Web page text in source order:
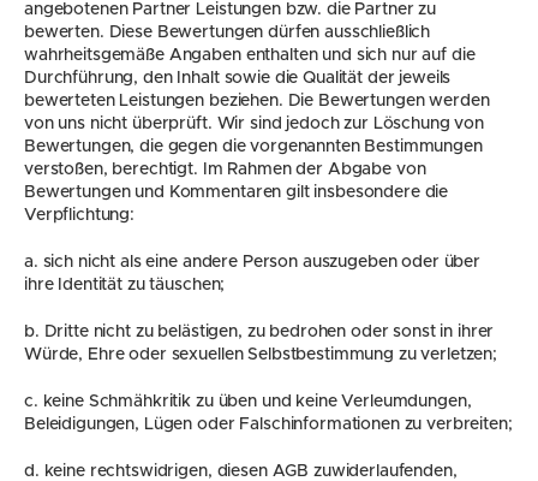
angebotenen Partner Leistungen bzw. die Partner zu
bewerten. Diese Bewertungen dürfen ausschließlich
wahrheitsgemäße Angaben enthalten und sich nur auf die
Durchführung, den Inhalt sowie die Qualität der jeweils
bewerteten Leistungen beziehen. Die Bewertungen werden
von uns nicht überprüft. Wir sind jedoch zur Löschung von
Bewertungen, die gegen die vorgenannten Bestimmungen
verstoßen, berechtigt. Im Rahmen der Abgabe von
Bewertungen und Kommentaren gilt insbesondere die
Verpflichtung:
a. sich nicht als eine andere Person auszugeben oder über
ihre Identität zu täuschen;
b. Dritte nicht zu belästigen, zu bedrohen oder sonst in ihrer
Würde, Ehre oder sexuellen Selbstbestimmung zu verletzen;
c. keine Schmähkritik zu üben und keine Verleumdungen,
Beleidigungen, Lügen oder Falschinformationen zu verbreiten;
d. keine rechtswidrigen, diesen AGB zuwiderlaufenden,